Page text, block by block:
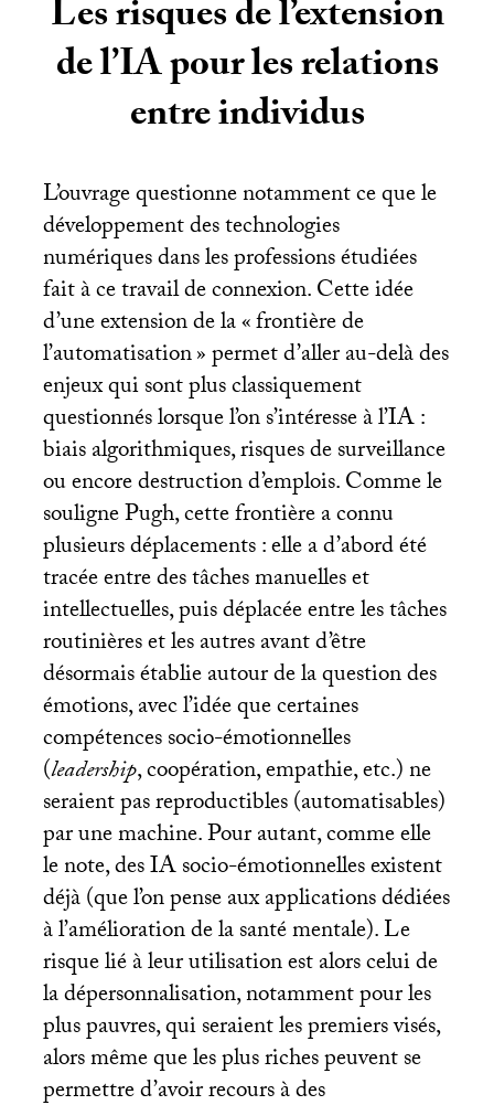
Les risques de l’extension
de l’IApour les relations
entre individus
L’ouvrage questionne notamment ce que le
développement des technologies
numériques dans les professions étudiées
fait à ce travail de connexion. Cette idée
d’une extension de la «frontière de
l’automatisation» permet d’aller au-delà des
enjeux qui sont plus classiquement
questionnés lorsque l’on s’intéresse à l’IA:
biais algorithmiques, risques de surveillance
ou encore destruction d’emplois. Comme le
souligne Pugh, cette frontière a connu
plusieurs déplacements : elle a d’abord été
tracée entre des tâches manuelles et
intellectuelles, puis déplacée entre les tâches
routinières et les autres avant d’être
désormais établie autour de la question des
émotions, avec l’idée que certaines
compétences socio-émotionnelles
(leadership, coopération, empathie, etc.) ne
seraient pas reproductibles (automatisables)
par une machine. Pour autant, comme elle
le note, desIAsocio-émotionnelles existent
déjà (que l’on pense aux applications dédiées
à l’amélioration de la santé mentale). Le
risque lié à leur utilisation est alors celui de
la dépersonnalisation, notamment pour les
plus pauvres, qui seraient les premiers visés,
alors même que les plus riches peuvent se
permettre d’avoir recours à des